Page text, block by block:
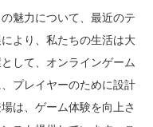
魅力について、最近のテ
より、私たちの生活は大
して、オンラインゲーム
プレイヤーのために設計
は、ゲーム体験を向上さ